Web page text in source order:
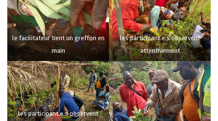
le facilitateur tient un greffon en
main
les participant.e.s observent
attentivement
les participant.e.s observent